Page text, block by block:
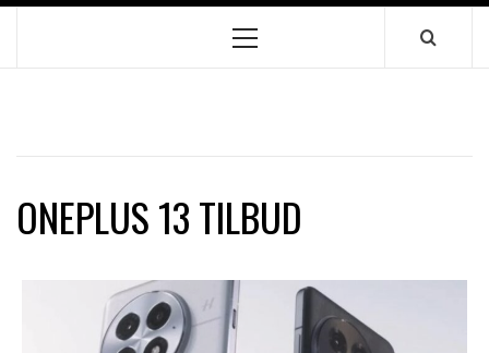
Primary
ONEPLUS 13 TILBUD